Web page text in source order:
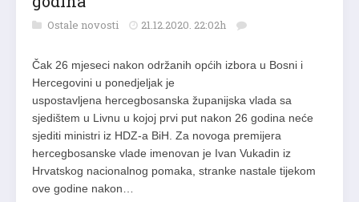
Ostale novosti 21.12.2020. 22:02h
Čak 26 mjeseci nakon održanih općih izbora u Bosni i
Hercegovini u ponedjeljak je
uspostavljena hercegbosanska županijska vlada sa
sjedištem u Livnu u kojoj prvi put nakon 26 godina neće
sjediti ministri iz HDZ-a BiH. Za novoga premijera
hercegbosanske vlade imenovan je Ivan Vukadin iz
Hrvatskog nacionalnog pomaka, stranke nastale tijekom
ove godine nakon…